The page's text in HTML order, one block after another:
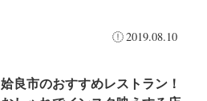
2019.08.10
姶良市のおすすめレストラン！